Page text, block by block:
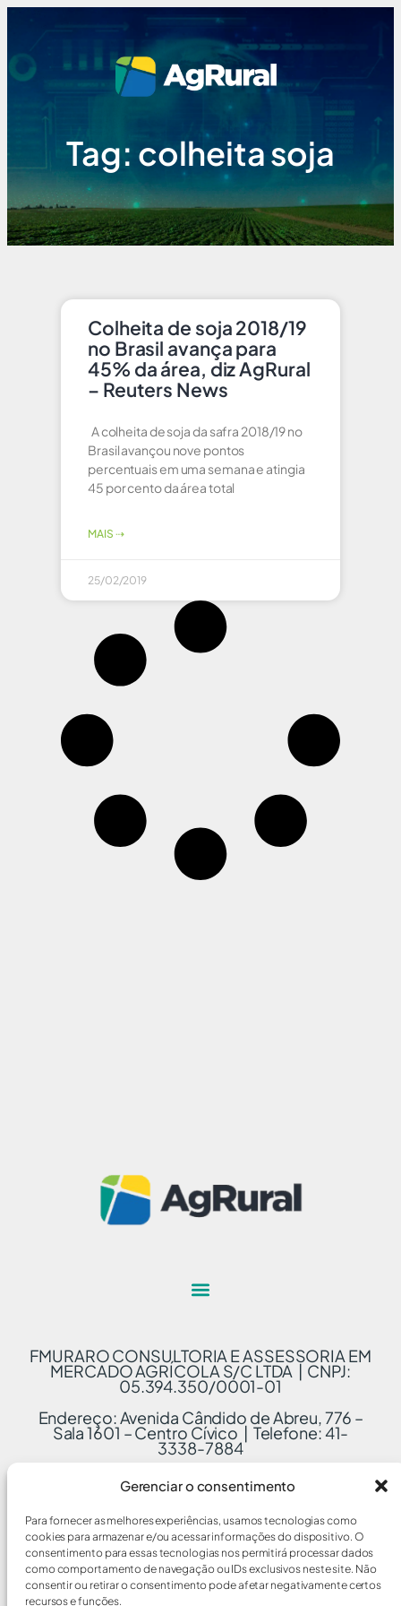
Gerenciar o consentimento
Para fornecer as melhores experiências, usamos tecnologias como
cookies para armazenar e/ou acessar informações do dispositivo. O
consentimento para essas tecnologias nos permitirá processar dados
como comportamento de navegação ou IDs exclusivos neste site. Não
consentir ou retirar o consentimento pode afetar negativamente certos
recursos e funções.
Tag: colheita soja
Colheita de soja 2018/19
no Brasil avança para
45% da área, diz AgRural
– Reuters News
A colheita de soja da safra 2018/19 no
Brasil avançou nove pontos
percentuais em uma semana e atingia
45 por cento da área total
MAIS ⇢
25/02/2019
FMURARO CONSULTORIA E ASSESSORIA EM
MERCADO AGRÍCOLA S/C LTDA | CNPJ:
05.394.350/0001-01
Endereço: Avenida Cândido de Abreu, 776 –
Sala 1601 – Centro Cívico | Telefone: 41-
3338-7884